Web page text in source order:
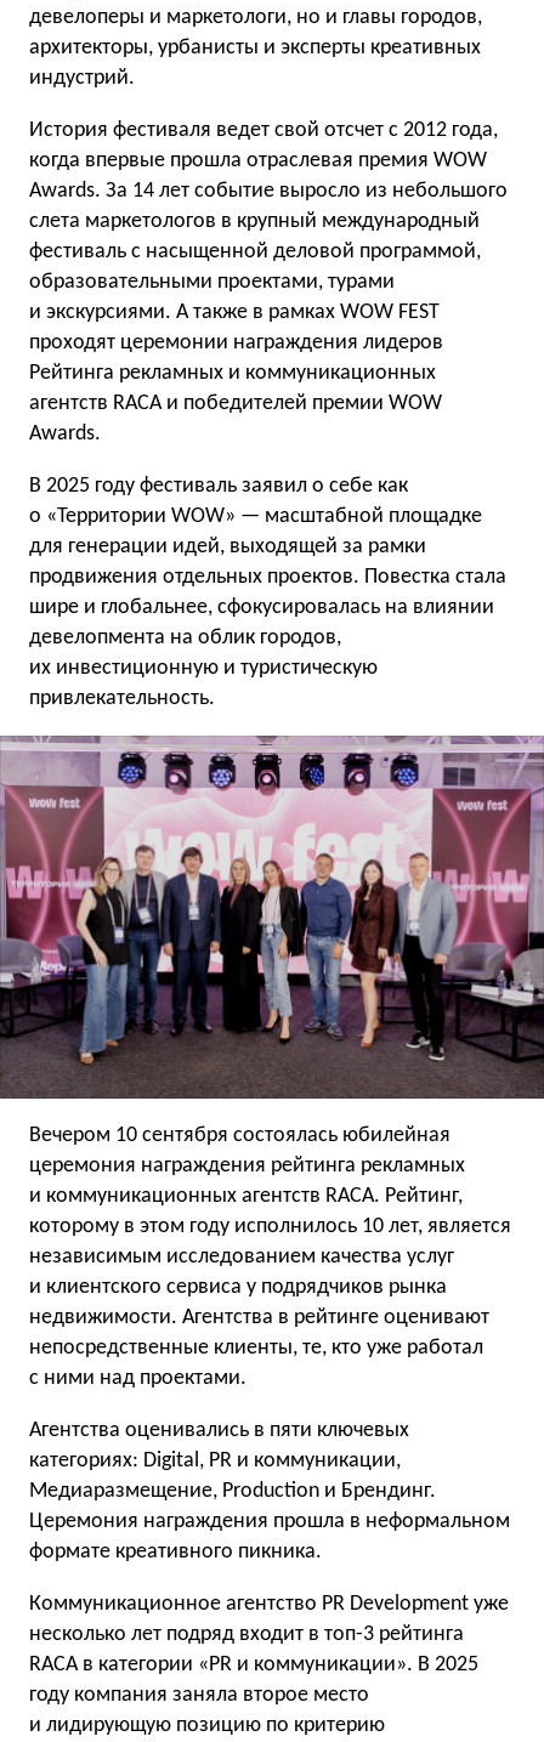
девелоперы и маркетологи, но и главы городов,
архитекторы, урбанисты и эксперты креативных
индустрий.
История фестиваля ведет свой отсчет с 2012 года,
когда впервые прошла отраслевая премия WOW
Awards. За 14 лет событие выросло из небольшого
слета маркетологов в крупный международный
фестиваль с насыщенной деловой программой,
образовательными проектами, турами
и экскурсиями. А также в рамках WOW FEST
проходят церемонии награждения лидеров
Рейтинга рекламных и коммуникационных
агентств RACA и победителей премии WOW
Awards.
В 2025 году фестиваль заявил о себе как
о «Территории WOW» — масштабной площадке
для генерации идей, выходящей за рамки
продвижения отдельных проектов. Повестка стала
шире и глобальнее, сфокусировалась на влиянии
девелопмента на облик городов,
их инвестиционную и туристическую
привлекательность.
Вечером 10 сентября состоялась юбилейная
церемония награждения рейтинга рекламных
и коммуникационных агентств RACA. Рейтинг,
которому в этом году исполнилось 10 лет, является
независимым исследованием качества услуг
и клиентского сервиса у подрядчиков рынка
недвижимости. Агентства в рейтинге оценивают
непосредственные клиенты, те, кто уже работал
с ними над проектами.
Агентства оценивались в пяти ключевых
категориях: Digital, PR и коммуникации,
Медиаразмещение, Production и Брендинг.
Церемония награждения прошла в неформальном
формате креативного пикника.
Коммуникационное агентство PR Development уже
несколько лет подряд входит в топ-3 рейтинга
RACA в категории «PR и коммуникации». В 2025
году компания заняла второе место
и лидирующую позицию по критерию